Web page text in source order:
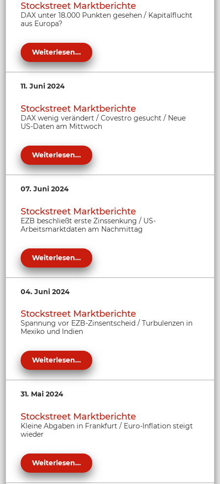
Stockstreet Marktberichte
DAX unter 18.000 Punkten gesehen / Kapitalflucht
aus Europa?
Weiterlesen...
11. Juni 2024
Stockstreet Marktberichte
DAX wenig verändert / Covestro gesucht / Neue
US-Daten am Mittwoch
Weiterlesen...
07. Juni 2024
Stockstreet Marktberichte
EZB beschließt erste Zinssenkung / US-
Arbeitsmarktdaten am Nachmittag
Weiterlesen...
04. Juni 2024
Stockstreet Marktberichte
Spannung vor EZB-Zinsentscheid / Turbulenzen in
Mexiko und Indien
Weiterlesen...
31. Mai 2024
Stockstreet Marktberichte
Kleine Abgaben in Frankfurt / Euro-Inflation steigt
wieder
Weiterlesen...